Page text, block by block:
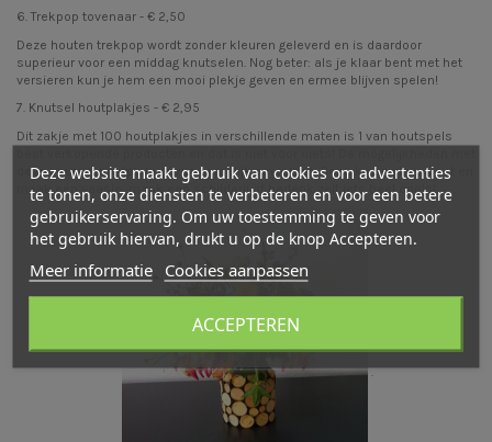
6. Trekpop tovenaar - € 2,50
Deze houten trekpop wordt zonder kleuren geleverd en is daardoor
superieur voor een middag knutselen. Nog beter: als je klaar bent met het
versieren kun je hem een mooi plekje geven en ermee blijven spelen!
7. Knutsel houtplakjes - € 2,95
Dit zakje met 100 houtplakjes in verschillende maten is 1 van houtspels
deze knutsel houtplakjes zijn namelijk eindeloos. Beplak een glazen pot en
maak een vaasje, maak een schilderij of bedenk zelf iets heel cools!
.
Deze website maakt gebruik van cookies om advertenties
te tonen, onze diensten te verbeteren en voor een betere
gebruikerservaring. Om uw toestemming te geven voor
het gebruik hiervan, drukt u op de knop Accepteren.
Meer informatie Cookies aanpassen
ACCEPTEREN